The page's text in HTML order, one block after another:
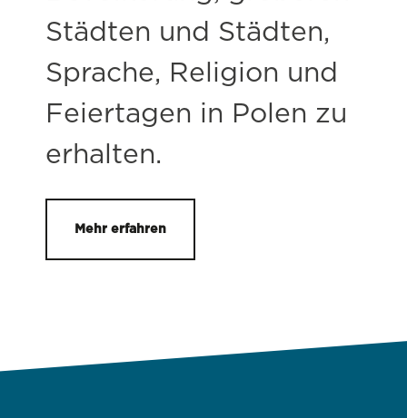
Städten und Städten,
Sprache, Religion und
Feiertagen in Polen zu
erhalten.
Mehr erfahren